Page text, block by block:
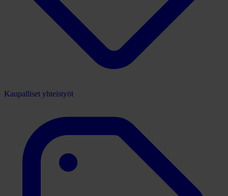
Kaupalliset yhteistyöt